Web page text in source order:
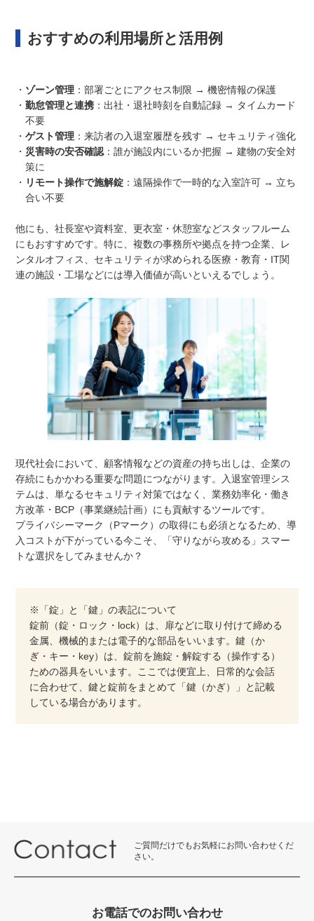
おすすめの利用場所と活用例
・ ゾーン管理 ：部署ごとにアクセス制限 → 機密情報の保護
・勤怠管理と連携 ：出社・退社時刻を自動記録 → タイムカード
不要
・ゲスト管理 ：来訪者の入退室履歴を残す → セキュリティ強化
・ 災害時の安否確認 ：誰が施設内にいるか把握 → 建物の安全対
策に
・ リモート操作で施解錠 ：遠隔操作で一時的な入室許可 → 立ち
合い不要
他にも、社長室や資料室、更衣室・休憩室などスタッフルーム
にもおすすめです。特に、複数の事務所や拠点を持つ企業、レ
ンタルオフィス、セキュリティが求められる医療・教育・IT関
連の施設・工場などには導入価値が高いといえるでしょう。
現代社会において、顧客情報などの資産の持ち出しは、企業の
存続にもかかわる重要な問題につながります。入退室管理シス
テムは、単なるセキュリティ対策ではなく、業務効率化・働き
方改革・BCP（事業継続計画）にも貢献するツールです。
プライバシーマーク（Pマーク）の取得にも必須となるため、導
入コストが下がっている今こそ、「守りながら攻める」スマー
トな選択をしてみませんか？
※「錠」と「鍵」の表記について
錠前（錠・ロック・lock）は、扉などに取り付けて締める
金属、機械的または電子的な部品をいいます。鍵（か
ぎ・キー・key）は、錠前を施錠・解錠する（操作する）
ための器具をいいます。ここでは便宜上、日常的な会話
に合わせて、鍵と錠前をまとめて「鍵（かぎ）」と記載
している場合があります。
ご質問だけでもお気軽にお問い合わせくだ
さい。
お電話でのお問い合わせ